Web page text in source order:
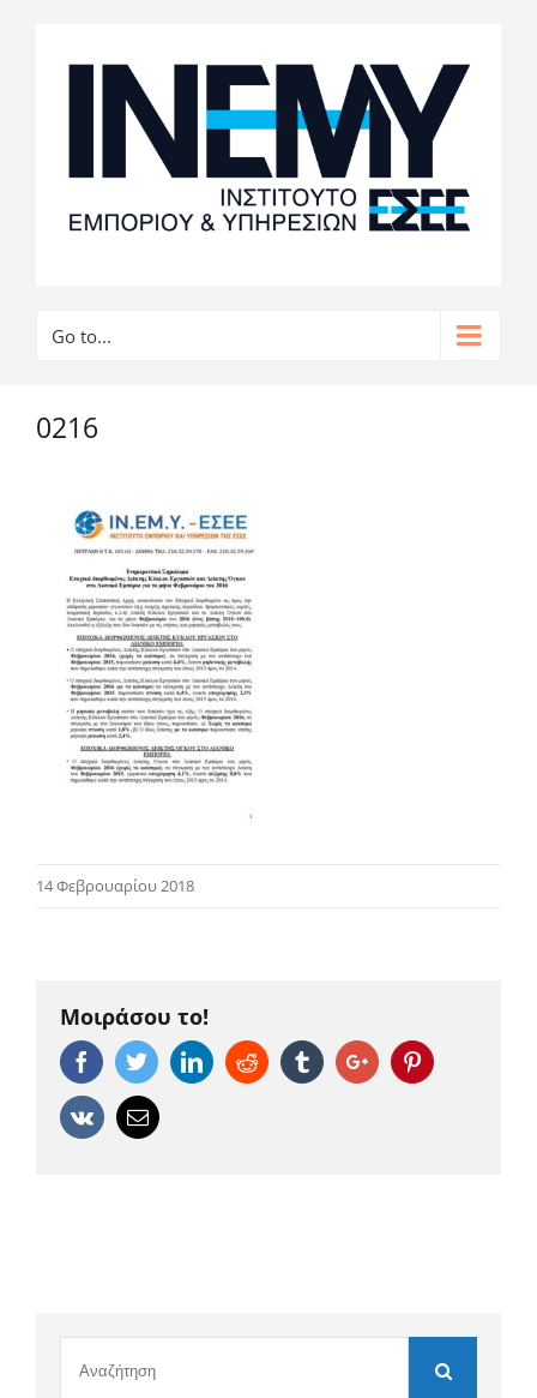
Go to...
0216
14 Φεβρουαρίου 2018
Μοιράσου το!
FacebookTwitterLinkedinReddit TumblrGoogle+Pinterest
Vk Email